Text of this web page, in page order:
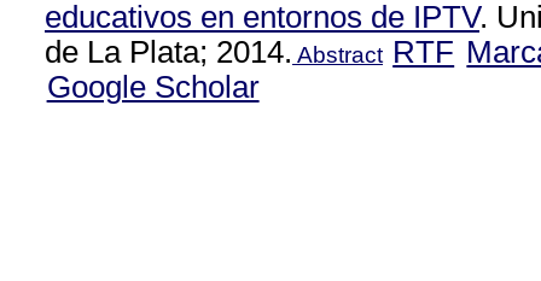
educativos en entornos de IPTV.
de La Plata; 2014. Abstract RTF
Google Scholar